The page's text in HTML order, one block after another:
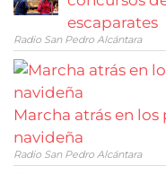
escaparates
Radio San Pedro Alcántara
Marcha atrás en
navideña
Radio San Pedro Alcántara